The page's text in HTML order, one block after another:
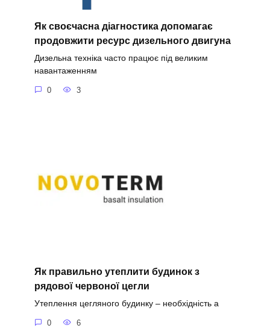
Як своєчасна діагностика допомагає
продовжити ресурс дизельного двигуна
Дизельна техніка часто працює під великим
навантаженням
0 3
Як правильно утеплити будинок з
рядової червоної цегли
Утеплення цегляного будинку – необхідність а
0 6